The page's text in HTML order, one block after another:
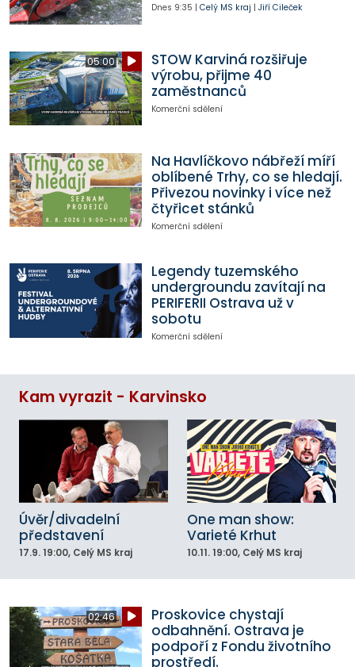
Dnes 9:35 | Celý MS kraj | Jiří Cileček
05:00
STOW Karviná rozšiřuje
výrobu, přijme 40
zaměstnanců
Komerční sdělení
Na Havlíčkovo nábřeží míří
oblíbené Trhy, co se hledají.
Přivezou novinky i více než
čtyřicet stánků
Komerční sdělení
Legendy tuzemského
undergroundu zavítají na
PERIFERII Ostrava už v
sobotu
Komerční sdělení
Kam vyrazit - Karvinsko
Úvěr/divadelní
představení
17.9. 19:00, Celý MS kraj
One man show:
Varieté Krhut
10.11. 19:00, Celý MS kraj
02:46
Proskovice chystají
odbahnění. Ostrava je
podpoří z Fondu životního
prostředí.